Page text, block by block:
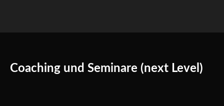
Coaching und Seminare (next Level)